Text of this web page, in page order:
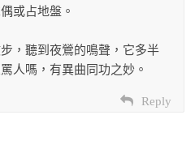
或占地盤。
，聽到夜鶯的鳴聲，它多半
人嗎，有異曲同功之妙。
Reply